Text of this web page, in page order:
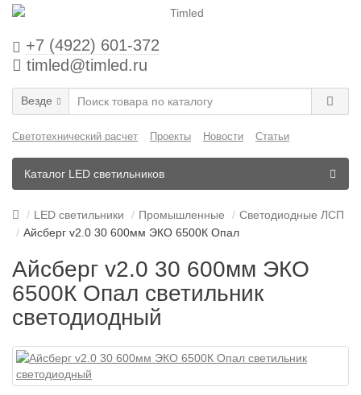
+7 (4922) 601-372
timled@timled.ru
Везде
Светотехнический расчет Проекты Новости Статьи
Каталог LED светильников
LED светильники Промышленные
Светодиодные ЛСП
Айсберг v2.0 30 600мм ЭКО 6500К Опал
Айсберг v2.0 30 600мм ЭКО
6500К Опал светильник
светодиодный